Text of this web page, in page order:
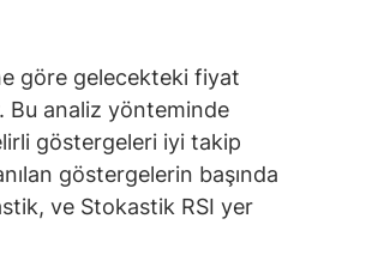
göre gelecekteki fiyat
Bu analiz yönteminde
göstergeleri iyi takip
göstergelerin başında
ve Stokastik RSI yer